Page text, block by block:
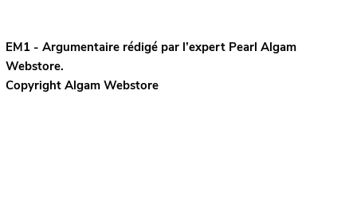
EM1 - Argumentaire rédigé par l’expert Pearl Algam
Webstore.
Copyright Algam Webstore